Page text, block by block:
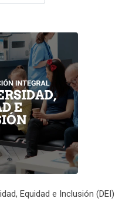
Equidad e Inclusión (DEI)